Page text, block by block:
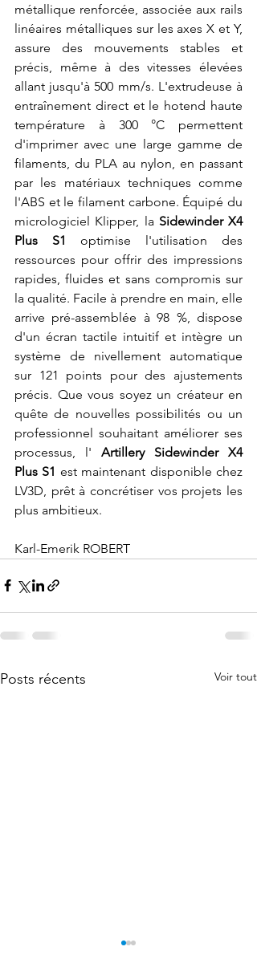
métallique renforcée, associée aux rails
linéaires métalliques sur les axes X et Y,
assure des mouvements stables et
précis, même à des vitesses élevées
allant jusqu'à 500 mm/s. L'extrudeuse à
entraînement direct et le hotend haute
température à 300 °C permettent
d'imprimer avec une large gamme de
filaments, du PLA au nylon, en passant
par les matériaux techniques comme
l'ABS et le filament carbone. Équipé du
micrologiciel Klipper, la Sidewinder X4
Plus S1
optimise l'utilisation des
ressources pour offrir des impressions
rapides, fluides et sans compromis sur
la qualité. Facile à prendre en main, elle
arrive pré-assemblée à 98 %, dispose
d'un écran tactile intuitif et intègre un
système de nivellement automatique
sur 121 points pour des ajustements
précis. Que vous soyez un créateur en
quête de nouvelles possibilités ou un
professionnel souhaitant améliorer ses
processus, l' Artillery Sidewinder X4
Plus S1 est maintenant disponible chez
LV3D, prêt à concrétiser vos projets les
plus ambitieux.
Karl-Emerik ROBERT
Posts récents Voir tout